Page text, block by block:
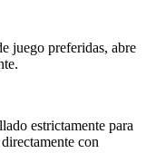
juego preferidas, abre
estrictamente para
con